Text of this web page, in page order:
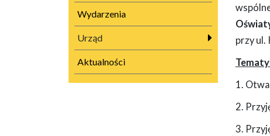
Wydarzenia
Urząd
Aktualności
przy ul.
1.
2.
3.